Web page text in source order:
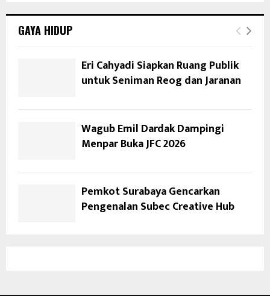
GAYA HIDUP
Eri Cahyadi Siapkan Ruang Publik
untuk Seniman Reog dan Jaranan
Wagub Emil Dardak Dampingi
Menpar Buka JFC 2026
Pemkot Surabaya Gencarkan
Pengenalan Subec Creative Hub